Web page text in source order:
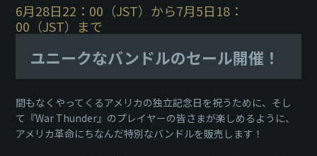
6月28日22：00（JST）から7月5日18：
00（JST）まで
ユニークなバンドルのセール開催！
間もなくやってくるアメリカの独立記念日を祝うために、そし
て『War Thunder』のプレイヤーの皆さまが楽しめるように、
アメリカ革命にちなんだ特別なバンドルを販売します！